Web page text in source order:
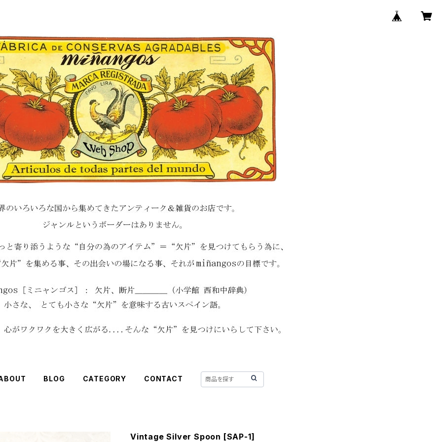
BLOG CATEGORY CONTACT
Vintage Silver Spoon [SAP-1]